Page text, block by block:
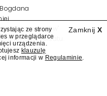
gra przebojów"
nowości Polsatu.
"Lego
Zamknij X
ze strony
w przeglądarce
urządzenia.
klauzulę
informacji w Regulaminie.